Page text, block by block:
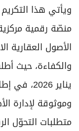
ويأتي هذا
منصّة رقمية
الأصول العقارية
يناير
وموثوقة لإدارة
متطلبات التحوّل